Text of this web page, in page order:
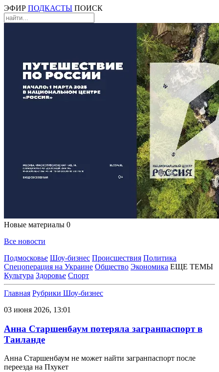
ЭФИР ПОДКАСТЫ ПОИСК
Новые материалы 0
Все новости
Подмосковье Шоу-бизнес Происшествия Политика
Спецоперация на Украине Общество Экономика ЕЩЕ ТЕМЫ
Культура Здоровье Спорт
Главная Рубрики Шоу-бизнес
03 июня 2026, 13:01
Анна Старшенбаум потеряла загранпаспорт в
Таиланде
Анна Старшенбаум не может найти загранпаспорт после
переезда на Пхукет